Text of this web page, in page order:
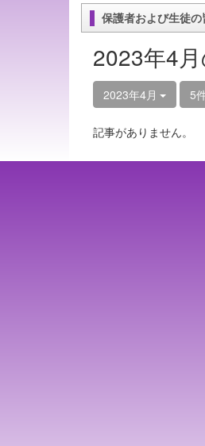
保護者および生徒
2023年4
2023年4月 5
記事がありません。